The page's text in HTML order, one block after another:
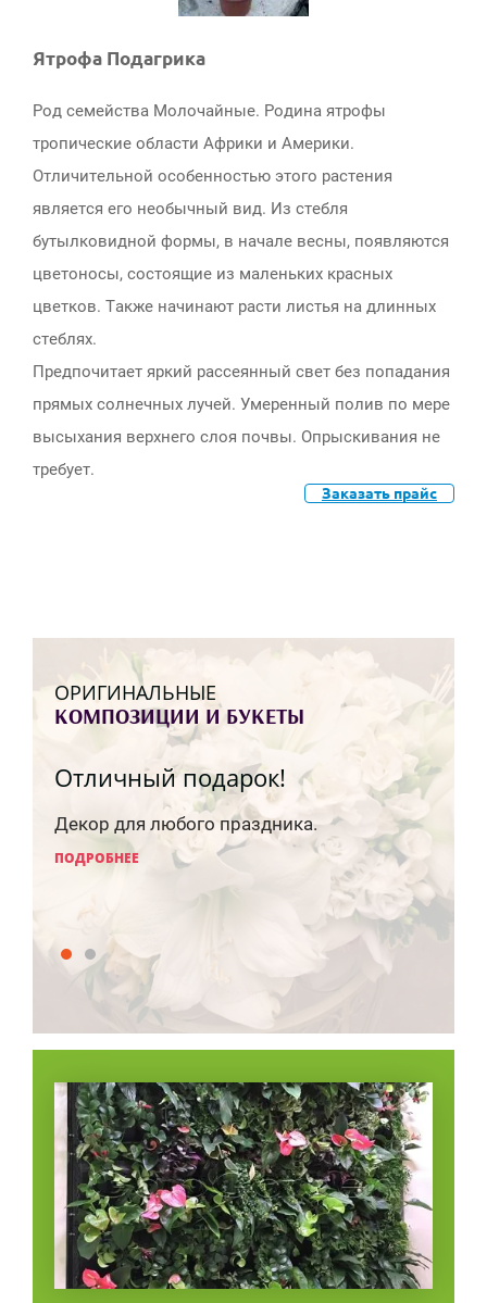
Ятрофа Подагрика
Род семейства Молочайные. Родина ятрофы
тропические области Африки и Америки.
Отличительной особенностью этого растения
является его необычный вид. Из стебля
бутылковидной формы, в начале весны, появляются
цветоносы, состоящие из маленьких красных
цветков. Также начинают расти листья на длинных
стеблях.
Предпочитает яркий рассеянный свет без попадания
прямых солнечных лучей. Умеренный полив по мере
высыхания верхнего слоя почвы. Опрыскивания не
требует.
Заказать прайс
ОРИГИНАЛЬНЫЕ
КОМПОЗИЦИИ И БУКЕТЫ
Отличный подарок!
Декор для любого праздника.
ПОДРОБНЕЕ